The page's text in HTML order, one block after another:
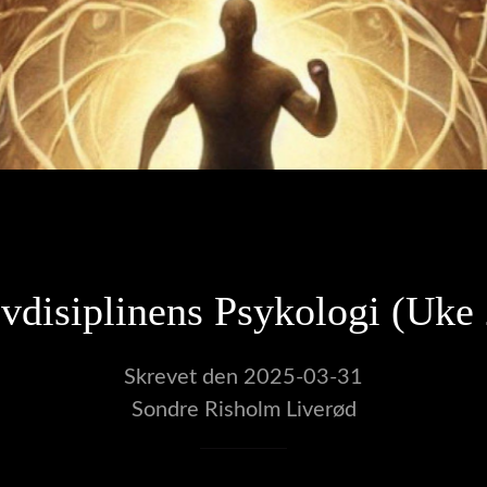
Psykologi (Uke
Skrevet den 2025-03-31
Sondre Risholm Liverød